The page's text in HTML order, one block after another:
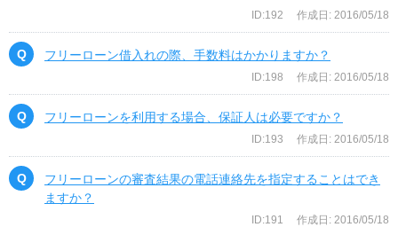
ID:192 作成日: 2016/05/18
フリーローン借入れの際、手数料はかかりますか？
ID:198 作成日: 2016/05/18
フリーローンを利用する場合、保証人は必要ですか？
ID:193 作成日: 2016/05/18
フリーローンの審査結果の電話連絡先を指定することはでき
ますか？
ID:191 作成日: 2016/05/18